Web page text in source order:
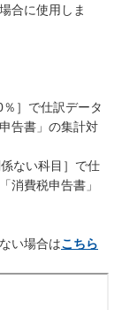
合に使用しま
］で仕訳データ
告書」の集計対
ない科目］で仕
消費税申告書」
い場合はこちら